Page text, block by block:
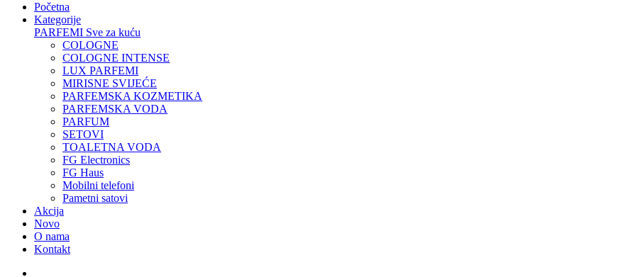
Početna
Kategorije
PARFEMI Sve za kuću
COLOGNE
COLOGNE INTENSE
LUX PARFEMI
MIRISNE SVIJEĆE
PARFEMSKA KOZMETIKA
PARFEMSKA VODA
PARFUM
SETOVI
TOALETNA VODA
FG Electronics
FG Haus
Mobilni telefoni
Pametni satovi
Akcija
Novo
O nama
Kontakt